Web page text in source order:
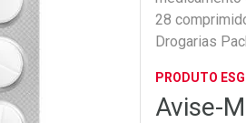
28
Drogarias
PRODUTO
Avise-